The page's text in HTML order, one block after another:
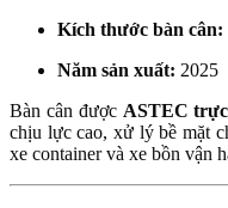
Kích thước bàn cân:
Năm sản xuất: 2025
Bàn cân được ASTEC
chịu lực cao, xử lý bề mặt
xe container và xe bồn vận